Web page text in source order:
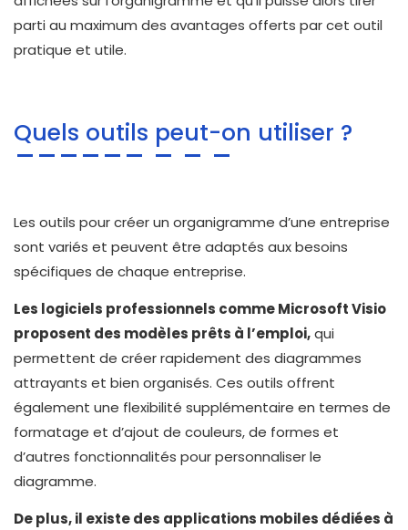
parti au maximum des avantages offerts par cet outil
pratique et utile.
Quels outils peut-on utiliser ?
Les outils pour créer un organigramme d’une entreprise
sont variés et peuvent être adaptés aux besoins
spécifiques de chaque entreprise.
Les logiciels professionnels comme Microsoft Visio
proposent des modèles prêts à l’emploi,qui
permettent de créer rapidement des diagrammes
attrayants et bien organisés. Ces outils offrent
également une flexibilité supplémentaire en termes de
formatage et d’ajout de couleurs, de formes et
d’autres fonctionnalités pour personnaliser le
diagramme.
De plus, il existe des applications mobiles dédiées à